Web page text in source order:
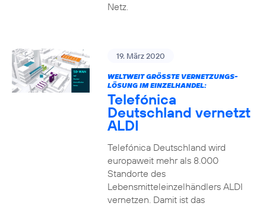
Netz.
19. März 2020
WELTWEIT GRÖSSTE VERNETZUNGS-L
ÖSUNG IM EINZELHANDEL:
Telefónica
Deutschland vernetzt
ALDI
Telefónica Deutschland wird
europaweit mehr als 8.000
Standorte des
Lebensmitteleinzelhändlers ALDI
vernetzen. Damit ist das